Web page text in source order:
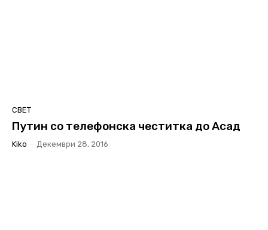
СВЕТ
Путин со телефонска честитка до Асад
Kiko - Декември 28, 2016